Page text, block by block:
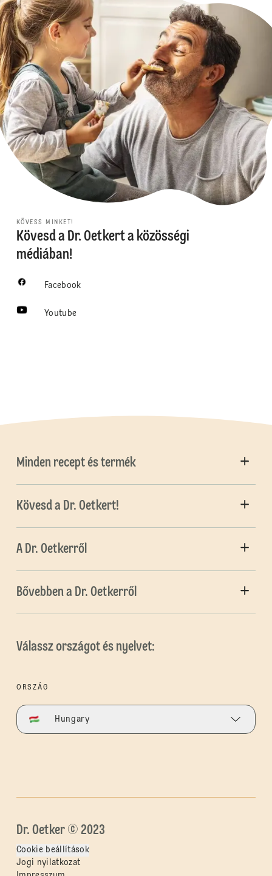
KÖVESS MINKET!
Kövesd a Dr. Oetkert a közösségi
médiában!
Facebook
Youtube
Minden recept és termék
Kövesd a Dr. Oetkert!
A Dr. Oetkerről
Bővebben a Dr. Oetkerről
Válassz országot és nyelvet:
ORSZÁG
Hungary
Dr. Oetker © 2023
Cookie beállítások
Jogi nyilatkozat